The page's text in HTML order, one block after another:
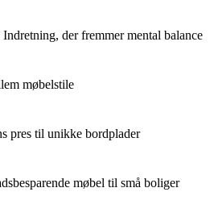
der fremmer mental balance
møbelstile
pres til unikke bordplader
møbel til små boliger